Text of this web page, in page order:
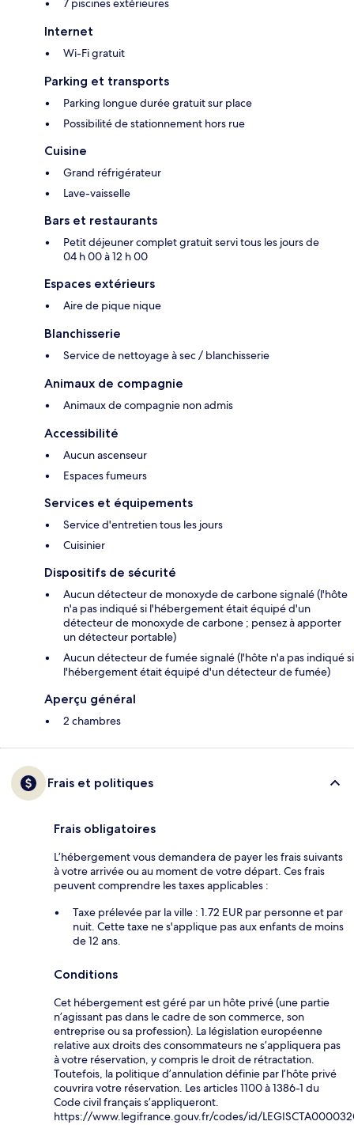
7 piscines extérieures
Internet
Wi-Fi gratuit
Parking et transports
Parking longue durée gratuit sur place
Possibilité de stationnement hors rue
Cuisine
Grand réfrigérateur
Lave-vaisselle
Bars et restaurants
Petit déjeuner complet gratuit servi tous les jours de
04 h 00 à 12 h 00
Espaces extérieurs
Aire de pique nique
Blanchisserie
Service de nettoyage à sec / blanchisserie
Animaux de compagnie
Animaux de compagnie non admis
Accessibilité
Aucun ascenseur
Espaces fumeurs
Services et équipements
Service d'entretien tous les jours
Cuisinier
Dispositifs de sécurité
Aucun détecteur de monoxyde de carbone signalé (l'hôte
n'a pas indiqué si l'hébergement était équipé d'un
détecteur de monoxyde de carbone ; pensez à apporter
un détecteur portable)
Aucun détecteur de fumée signalé (l'hôte n'a pas indiqué si
l'hébergement était équipé d'un détecteur de fumée)
Aperçu général
2 chambres
Frais et politiques
Frais obligatoires
L’hébergement vous demandera de payer les frais suivants
à votre arrivée ou au moment de votre départ. Ces frais
peuvent comprendre les taxes applicables :
Taxe prélevée par la ville : 1.72 EUR par personne et par
nuit. Cette taxe ne s'applique pas aux enfants de moins
de 12 ans.
Conditions
Cet hébergement est géré par un hôte privé (une partie
n’agissant pas dans le cadre de son commerce, son
entreprise ou sa profession). La législation européenne
relative aux droits des consommateurs ne s’appliquera pas
à votre réservation, y compris le droit de rétractation.
Toutefois, la politique d’annulation définie par l’hôte privé
couvrira votre réservation. Les articles 1100 à 1386-1 du
Code civil français s’appliqueront.
https://www.legifrance.gouv.fr/codes/id/